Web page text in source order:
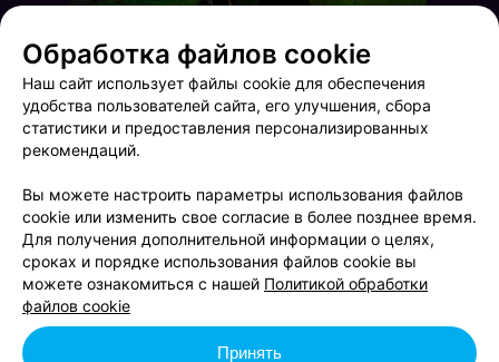
Новогодний Бруклин Friday Music
Обработка файлов cookie
Наш сайт использует файлы cookie для обеспечения
удобства пользователей сайта, его улучшения, сбора
статистики и предоставления персонализированных
рекомендаций.
Вы можете настроить параметры использования файлов
cookie или изменить свое согласие в более позднее время.
Для получения дополнительной информации о целях,
сроках и порядке использования файлов cookie вы
можете ознакомиться с нашей Политикой обработки
файлов cookie
Принять